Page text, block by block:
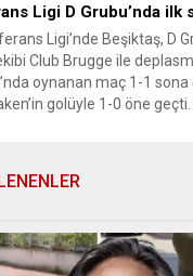
Ligi D Grubu’nda ilk
Ligi’nde Beşiktaş, D
Club Brugge ile
oynanan maç 1-1 sona
golüyle 1-0 öne